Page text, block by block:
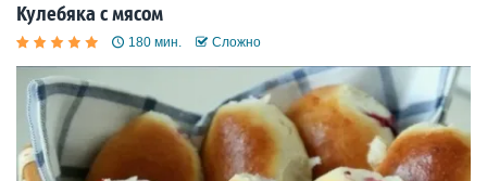
Кулебяка с мясом
180 мин. Сложно